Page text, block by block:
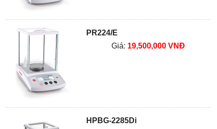
PR224/E
Giá: 19,500,000 VNĐ
HPBG-2285Di